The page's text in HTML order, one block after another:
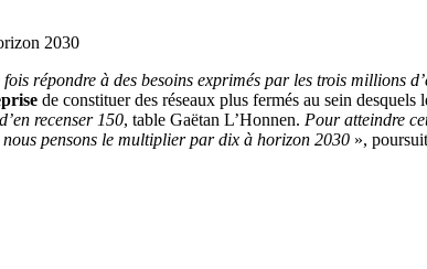
2030
répondre à des besoins exprimés par les trois millions
de constituer des réseaux plus fermés au sein desquels
recenser 150, table Gaëtan L’Honnen. Pour atteindre
nous pensons le multiplier par dix à horizon 2030 »,